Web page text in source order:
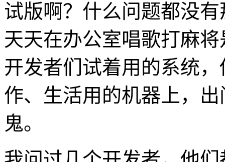
试版啊？什么问题都没
天天在办公室唱歌打麻
开发者们试着用的系统
作、生活用的机器上，
鬼。